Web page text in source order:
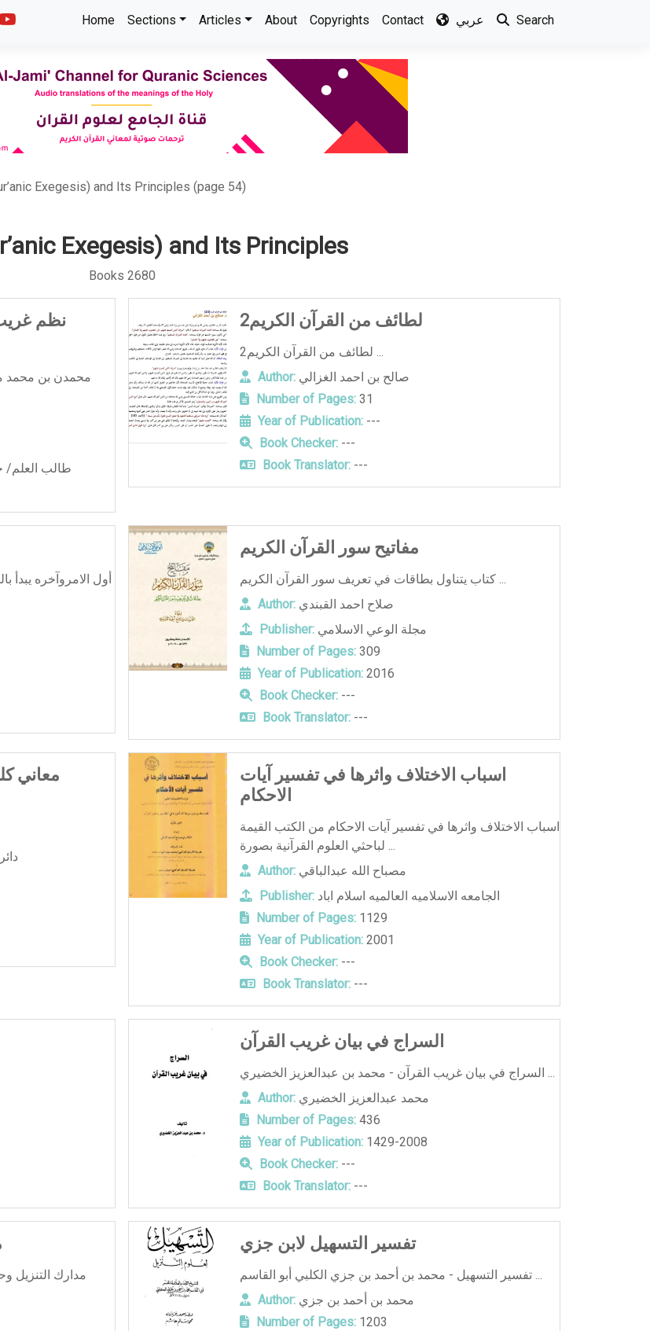
Home Sections Articles About Copyrights Contact عربي Search
Exegesis) and Its Principles (page 54)
Exegesis) and Its Principles
Books 2680
نظم
محمدن بن محمد
طالب العلم/
لطائف من القرآن الكريم2
لطائف من القرآن الكريم2 ...
Author: صالح بن احمد الغزالي
Number of Pages: 31
Year of Publication: ---
Book Checker: ---
Book Translator: ---
أول الامروآخره يبدأ
مفاتيح سور القرآن الكريم
كتاب يتناول بطاقات في تعريف سور القرآن الكريم ...
Author: صلاح احمد القبندي
Publisher: مجلة الوعي الاسلامي
Number of Pages: 309
Year of Publication: 2016
Book Checker: ---
Book Translator: ---
معاني
اسباب الاختلاف واثرها في تفسير آيات
الاحكام
اسباب الاختلاف واثرها في تفسير آيات الاحكام من الكتب القيمة
لباحثي العلوم القرآنية بصورة ...
Author: مصباح الله عبدالباقي
Publisher: الجامعه الاسلاميه العالميه اسلام اباد
Number of Pages: 1129
Year of Publication: 2001
Book Checker: ---
Book Translator: ---
السراج في بيان غريب القرآن
السراج في بيان غريب القرآن - محمد بن عبدالعزيز الخضيري ...
Author: محمد عبدالعزيز الخضيري
Number of Pages: 436
Year of Publication: 1429-2008
Book Checker: ---
Book Translator: ---
مدارك التنزيل
تفسير التسهيل لابن جزي
تفسير التسهيل - محمد بن أحمد بن جزي الكلبي أبو القاسم ...
Author: محمد بن أحمد بن جزي
Number of Pages: 1203